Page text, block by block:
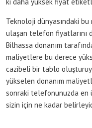
Teknoloji dünyasındaki bu
ulaşan telefon fiyatlarını
Bilhassa donanım
maliyetlere bu derece
cazibeli bir tablo
yükselen donanım
sonraki telefonunuzda en
sizin için ne kadar